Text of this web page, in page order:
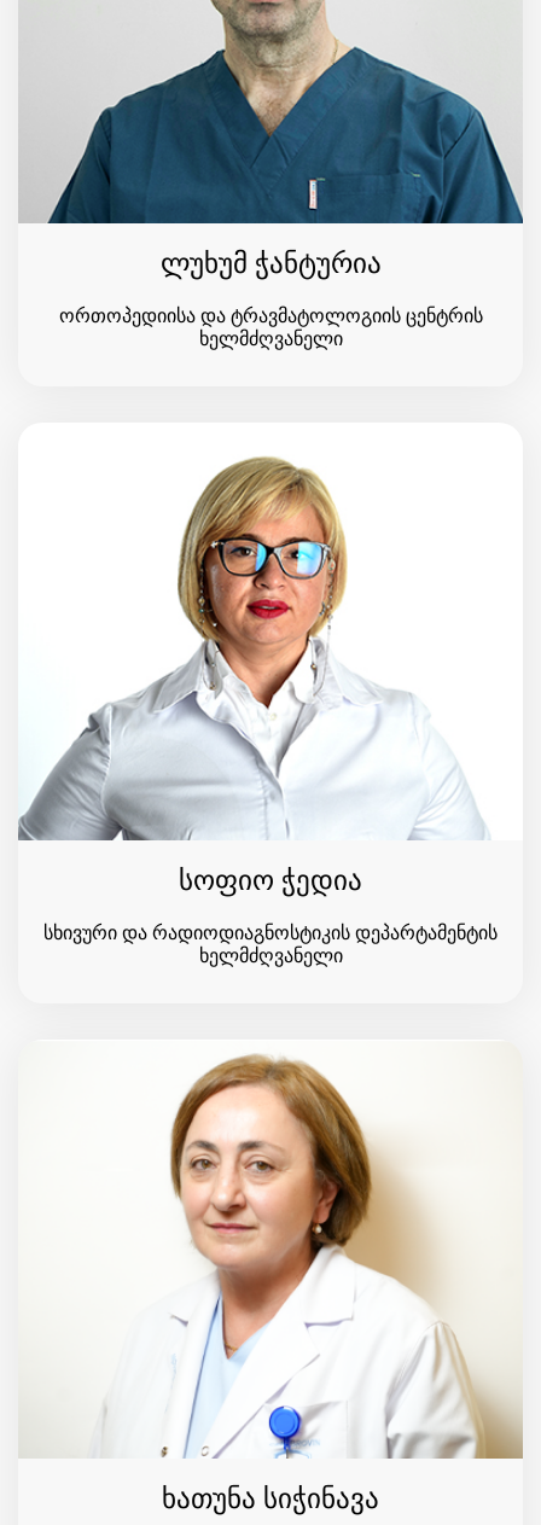
ლუხუმ ჭანტურია
ორთოპედიისა და ტრავმატოლოგიის ცენტრის
ხელმძღვანელი
სოფიო ჭედია
სხივური და რადიოდიაგნოსტიკის დეპარტამენტის
ხელმძღვანელი
ხათუნა სიჭინავა